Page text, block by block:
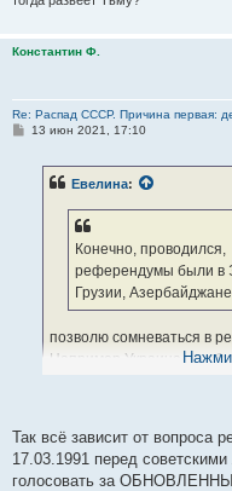
Константин Ф.
Re: Распад СССР. Причина первая:
С13 июн 2021, 17:10
Евелина:
Конечно, проводился,
референдумы были в
Грузии,
позволю сомневаться в
Например Украина на
Так всё зависит от вопроса
17.03.1991 перед
голосовать за